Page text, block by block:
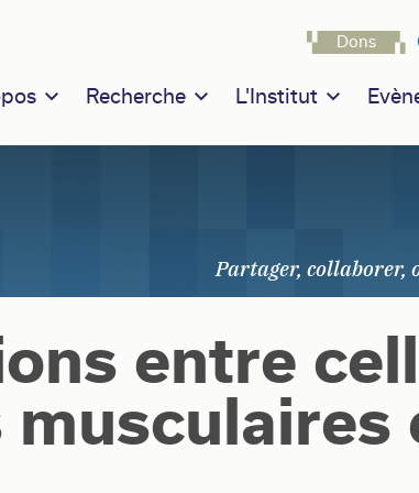
navigation
Recherche L'Institut
Dons
entre
musculaires